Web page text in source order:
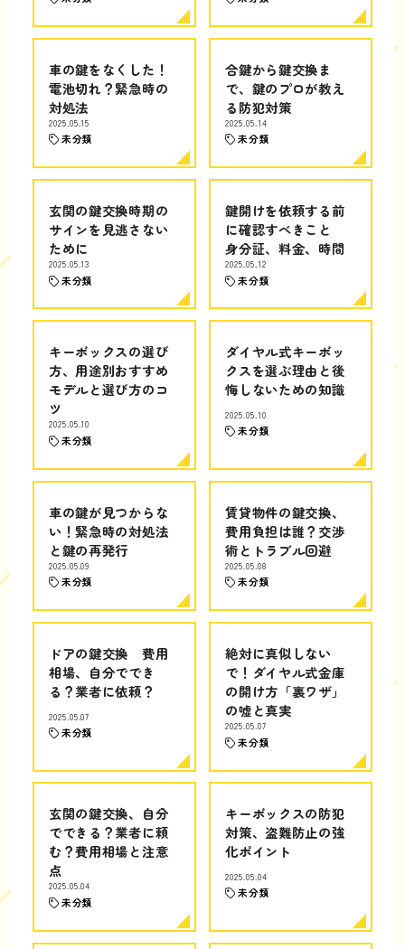
車の鍵をなくした！
電池切れ？緊急時の
対処法
2025.05.15
未分類
合鍵から鍵交換ま
で、鍵のプロが教え
る防犯対策
2025.05.14
未分類
玄関の鍵交換時期の
サインを見逃さない
ために
2025.05.13
未分類
鍵開けを依頼する前
に確認すべきこと
身分証、料金、時間
2025.05.12
未分類
キーボックスの選び
方、用途別おすすめ
モデルと選び方のコ
ツ
2025.05.10
未分類
ダイヤル式キーボッ
クスを選ぶ理由と後
悔しないための知識
2025.05.10
未分類
車の鍵が見つからな
い！緊急時の対処法
と鍵の再発行
2025.05.09
未分類
賃貸物件の鍵交換、
費用負担は誰？交渉
術とトラブル回避
2025.05.08
未分類
ドアの鍵交換 費用
相場、自分ででき
る？業者に依頼？
2025.05.07
未分類
絶対に真似しない
で！ダイヤル式金庫
の開け方「裏ワザ」
の嘘と真実
2025.05.07
未分類
玄関の鍵交換、自分
でできる？業者に頼
む？費用相場と注意
点
2025.05.04
未分類
キーボックスの防犯
対策、盗難防止の強
化ポイント
2025.05.04
未分類